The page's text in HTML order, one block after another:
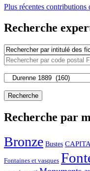
Plus récentes contributions
Recherche
Recherche par
Bronze Bustes
Fontaines et vasques